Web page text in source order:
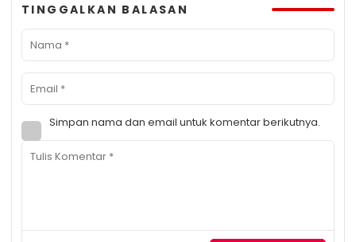
TINGGALKAN BALASAN
Simpan nama dan email untuk komentar berikutnya.